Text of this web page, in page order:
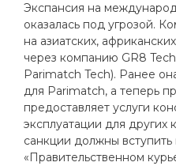
Экспансия на
оказалась под угрозой.
на азиатских,
через компанию GR8
Parimatch Tech). Ранее
для Parimatch, а теперь
предоставляет услуги
эксплуатации для
санкции должны
«Правительственном